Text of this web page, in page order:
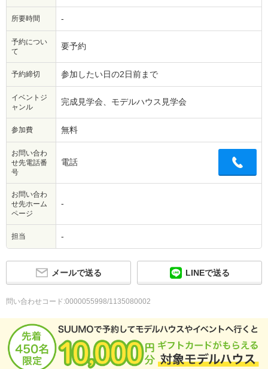
所要時間 -
予約につい
て
要予約
予約締切 参加したい日の2日前まで
イベントジ
ャンル
完成見学会、モデルハウス見学会
参加費 無料
お問い合わ
せ先電話番
号
電話
お問い合わ
せ先ホーム
ページ
-
担当 -
メールで送る LINEで送る
問い合わせコード:0000055998/1135080002